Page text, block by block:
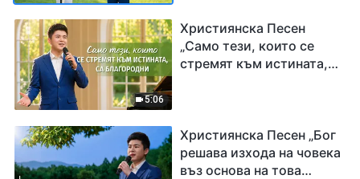
5:06
Християнска Песен
„Само тези, които се
стремят към истината,
Християнска Песен „Бог
решава изхода на човека
въз основа на това